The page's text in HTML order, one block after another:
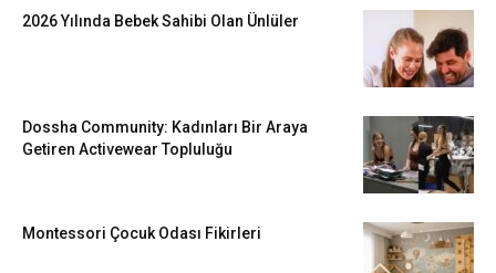
2026 Yılında Bebek Sahibi Olan Ünlüler
Dossha Community: Kadınları Bir Araya
Getiren Activewear Topluluğu
Montessori Çocuk Odası Fikirleri